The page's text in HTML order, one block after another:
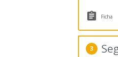
 Ficha
3